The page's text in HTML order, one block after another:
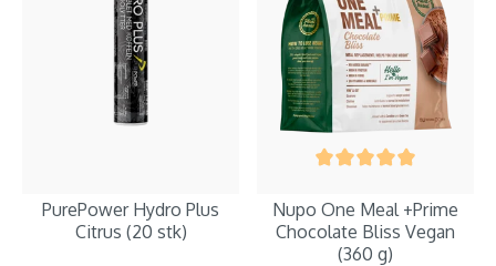
PurePower Hydro Plus
Citrus (20 stk)
Nupo One Meal +Prime
Chocolate Bliss Vegan
(360 g)